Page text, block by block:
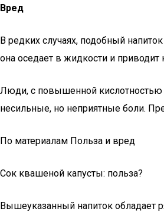
Вред
В редких случаях, подобный
она оседает в жидкости и приводит
Люди, с повышенной кислотностью
несильные, но неприятные боли.
По материалам Польза и вред
Сок квашеной капусты: польза?
Вышеуказанный напиток обладает